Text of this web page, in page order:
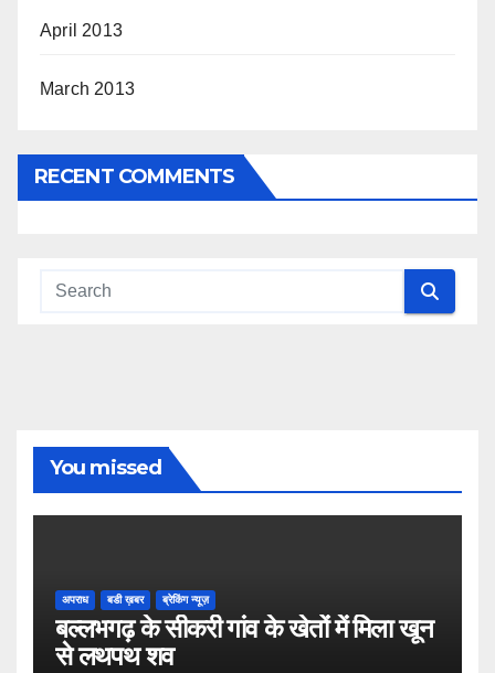
April 2013
March 2013
RECENT COMMENTS
You missed
अपराध बडी ख़बर ब्रेकिंग न्यूज़
बल्लभगढ़ के सीकरी गांव के खेतों में मिला खून
से लथपथ शव